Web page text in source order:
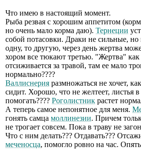
Что имею в настоящий момент.
Рыба резвая с хорошим аппетитом
но очень мало корма даю). Тернеции
собой потасовки. Драки не сильные,
одну, то другую, через день жертва
хором все тюкают третью. "Жертва"
отсиживается за травой, там ее мало
нормально????
Валлиснерия размножаться не хочет,
сидит. Хорошо, что не желтеет, листья
помогать???? Роголистник растет
А теперь самое непонятное для меня.
гонять самца моллинезии. Причем
не трогает совсем. Пока в траву не
Что с ним делать??? Отдавать???
меченосца, помогло ровно на час. Опять